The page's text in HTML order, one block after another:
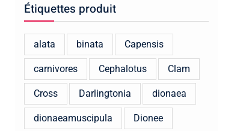
Étiquettes produit
alata binata Capensis
carnivores Cephalotus Clam
Cross Darlingtonia dionaea
dionaeamuscipula Dionee